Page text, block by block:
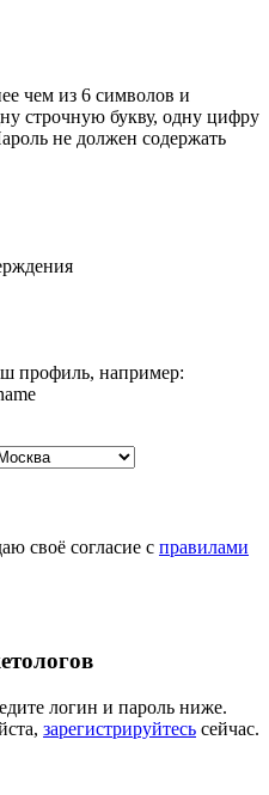
чем из 6 символов и
строчную букву, одну цифру
не должен содержать
профиль, например:
своё согласие с правилами
логин и пароль ниже.
зарегистрируйтесь сейчас.